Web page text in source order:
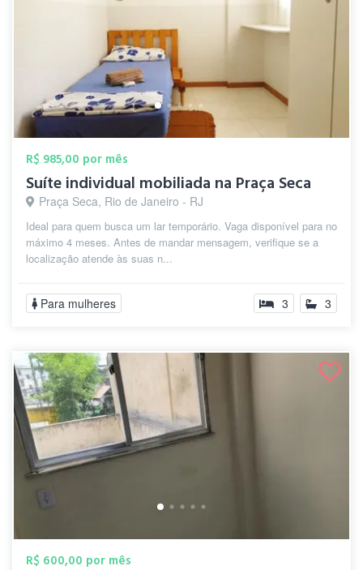
R$ 985,00 por mês
Suíte individual mobiliada na Praça Seca
Praça Seca, Rio de Janeiro - RJ
Ideal para quem busca um lar temporário. Vaga disponível para no
máximo 4 meses. Antes de mandar mensagem, verifique se a
localização atende às suas n...
Para mulheres 3 3
R$ 600,00 por mês